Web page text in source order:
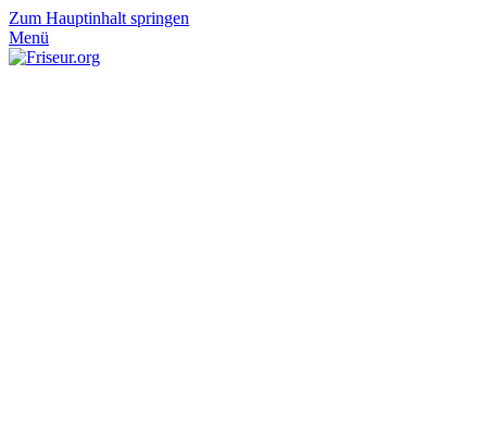
Zum Hauptinhalt springen
Menü